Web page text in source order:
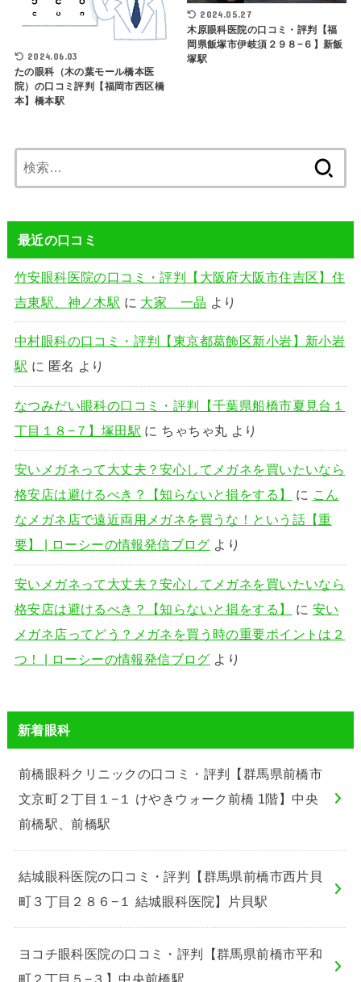
2024.06.03
たの眼科（木の葉モール橋本医
院）の口コミ評判【福岡市西区橋
本】橋本駅
2024.05.27
木原眼科医院の口コミ・評判【福
岡県飯塚市伊岐須２９８−６】新飯
塚駅
索:
最近の口コミ
竹安眼科医院の口コミ・評判【大阪府大阪市住吉区】住
吉東駅、神ノ木駅 に 大家 一晶 より
中村眼科の口コミ・評判【東京都葛飾区新小岩】新小岩
駅 に 匿名 より
なつみだい眼科の口コミ・評判【千葉県船橋市夏見台１
丁目１８−７】塚田駅 に ちゃちゃ丸 より
安いメガネって大丈夫？安心してメガネを買いたいなら
格安店は避けるべき？【知らないと損をする】
に こん
なメガネ店で遠近両用メガネを買うな！という話【重
要】 | ローシーの情報発信ブログ より
安いメガネって大丈夫？安心してメガネを買いたいなら
格安店は避けるべき？【知らないと損をする】
に 安い
メガネ店ってどう？メガネを買う時の重要ポイントは２
つ！ | ローシーの情報発信ブログ より
新着眼科
前橋眼科クリニックの口コミ・評判【群馬県前橋市
文京町２丁目１−１ けやきウォーク前橋 1階】中央
前橋駅、前橋駅
結城眼科医院の口コミ・評判【群馬県前橋市西片貝
町３丁目２８６−１ 結城眼科医院】片貝駅
ヨコチ眼科医院の口コミ・評判【群馬県前橋市平和
町２丁目５−３】中央前橋駅